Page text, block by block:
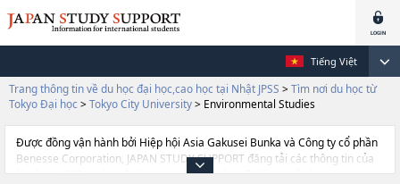
Tiếng Việt
Trang thông tin về du học đại học,cao học tại Nhật JPSS > Tìm nơi du học từ
Tokyo Đại học > Tokyo City University> Environmental Studies
Được đồng vận hành bởi Hiệp hội Asia Gakusei Bunka và Công ty cổ phần
Benesse Corporation, JAPAN STUDY SUPPORT đăng tải các thông tin của
khoảng 1.300 trường đại học, cao học, trường đại học ngắn hạn, trường